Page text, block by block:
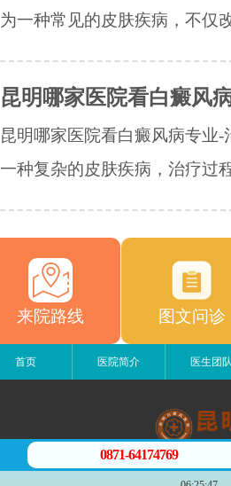
为一种常见的皮肤疾病，不仅
昆明哪家医院看白癜风
昆明哪家医院看白癜风病专业
一种复杂的皮肤疾病，治疗过
来院路线 图文问诊
首页 医院简介 医生团队
昆
0871-64174769